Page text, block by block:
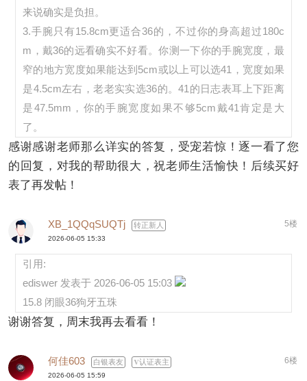
来说确实是负担。
3.手腕只有15.8cm更适合36的，不过你的身高超过180c
m，戴36的远看确实不好看。你测一下你的手腕宽度，最
窄的地方宽度如果能达到5cm或以上可以选41，宽度如果
是4.5cm左右，老老实实选36的。41的日志表耳上下距离
是47.5mm，你的手腕宽度如果不够5cm戴41肯定是大
了。
感谢感谢老师那么详实的答复，受宠若惊！逐一看了您
的回复，对我的帮助很大，祝老师生活愉快！后续买好
表了再发帖！
XB_1QQqSUQTj 转正新人 5楼
2026-06-05 15:33
引用:
ediswer 发表于 2026-06-05 15:03
15.8 闭眼36狗牙五珠
谢谢答复，周末我再去看看！
何佳603 白银表友 认证表主 6楼
2026-06-05 15:59